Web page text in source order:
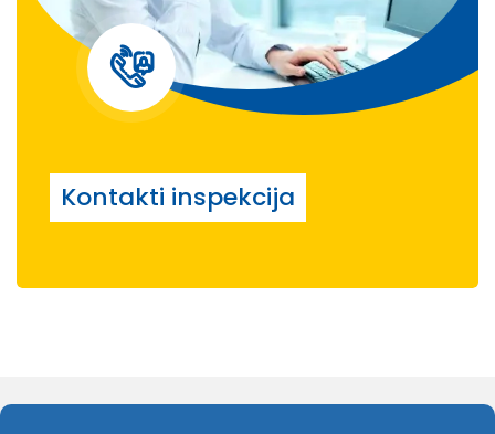
Kontakti inspekcija